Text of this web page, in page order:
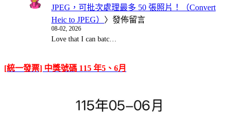
JPEG，可批次處理最多 50 張照片！（Convert
Heic to JPEG） 〉發佈留言
08-02, 2026
Love that I can batc…
[統一發票] 中獎號碼 115 年5、6月